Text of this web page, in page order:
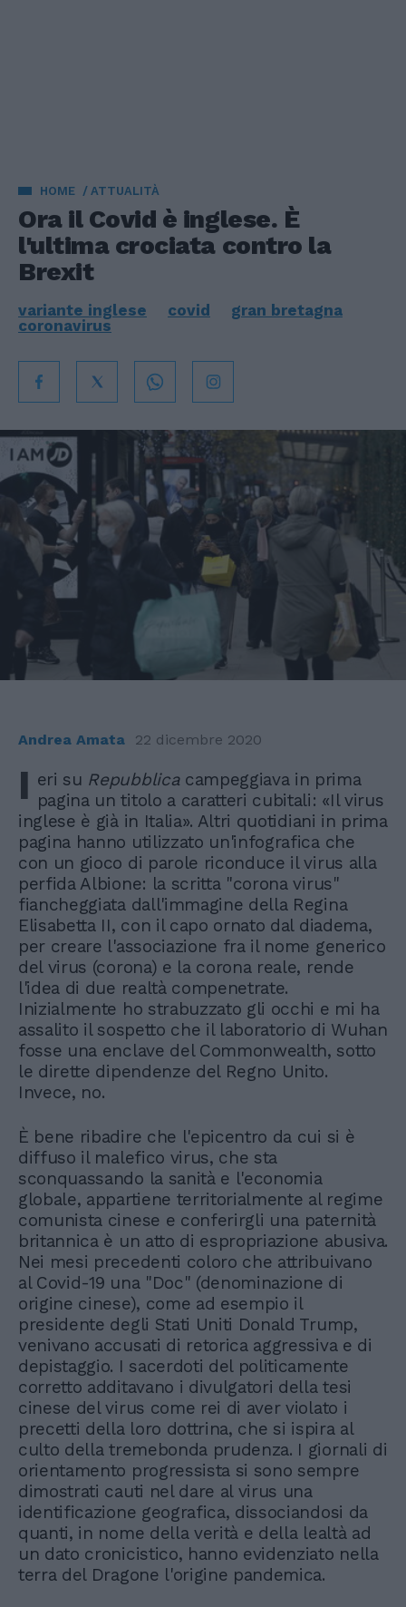
HOME ATTUALITÀ
Ora il Covid è inglese. È
l'ultima crociata contro la
Brexit
variante inglese covid
gran bretagna
coronavirus
Andrea Amata 22 dicembre 2020
I eri su Repubblica campeggiava in prima
pagina un titolo a caratteri cubitali: «Il virus
inglese è già in Italia». Altri quotidiani in prima
pagina hanno utilizzato un'infografica che
con un gioco di parole riconduce il virus alla
perfida Albione: la scritta "corona virus"
fiancheggiata dall'immagine della Regina
Elisabetta II, con il capo ornato dal diadema,
per creare l'associazione fra il nome generico
del virus (corona) e la corona reale, rende
l'idea di due realtà compenetrate.
Inizialmente ho strabuzzato gli occhi e mi ha
assalito il sospetto che il laboratorio di Wuhan
fosse una enclave del Commonwealth, sotto
le dirette dipendenze del Regno Unito.
Invece, no.
È bene ribadire che l'epicentro da cui si è
diffuso il malefico virus, che sta
sconquassando la sanità e l'economia
globale, appartiene territorialmente al regime
comunista cinese e conferirgli una paternità
britannica è un atto di espropriazione abusiva.
Nei mesi precedenti coloro che attribuivano
al Covid-19 una "Doc" (denominazione di
origine cinese), come ad esempio il
presidente degli Stati Uniti Donald Trump,
venivano accusati di retorica aggressiva e di
depistaggio. I sacerdoti del politicamente
corretto additavano i divulgatori della tesi
cinese del virus come rei di aver violato i
precetti della loro dottrina, che si ispira al
culto della tremebonda prudenza. I giornali di
orientamento progressista si sono sempre
dimostrati cauti nel dare al virus una
identificazione geografica, dissociandosi da
quanti, in nome della verità e della lealtà ad
un dato cronicistico, hanno evidenziato nella
terra del Dragone l'origine pandemica.